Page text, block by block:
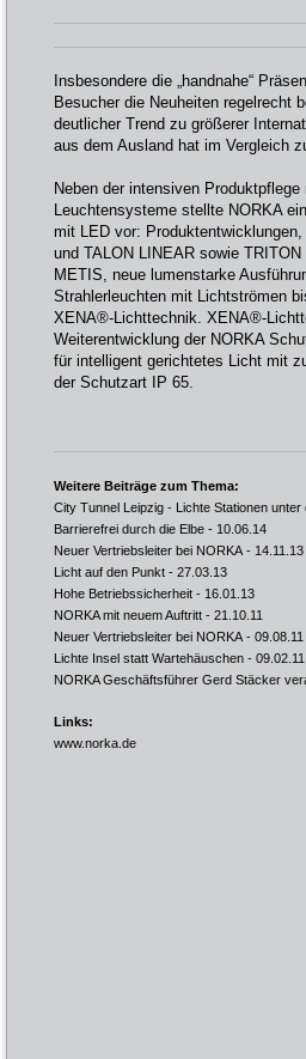
Insbesondere die „handnahe“
Besucher die Neuheiten regelrecht
deutlicher Trend zu größerer
aus dem Ausland hat im Vergleich
Neben der intensiven
Leuchtensysteme stellte NORKA
mit LED vor:
und TALON LINEAR sowie
METIS, neue lumenstarke
Strahlerleuchten mit Lichtströmen
XENA®-Lichttechnik. XENA®-
Weiterentwicklung der NORKA
für intelligent gerichtetes Licht mit
der Schutzart IP 65.
Weitere Beiträge zum Thema:
City Tunnel Leipzig - Lichte Stationen unter
Barrierefrei durch die Elbe - 10.06.14
Neuer Vertriebsleiter bei NORKA - 14.11.13
Licht auf den Punkt - 27.03.13
Hohe Betriebssicherheit - 16.01.13
NORKA mit neuem Auftritt - 21.10.11
Neuer Vertriebsleiter bei NORKA - 09.08.11
Lichte Insel statt Wartehäuschen - 09.02.11
NORKA Geschäftsführer Gerd Stäcker
Links:
www.norka.de